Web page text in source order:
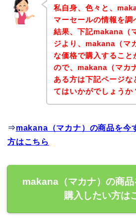
私自身、色々と、
マーセールの情報を調
結果、下記makana（
ジより、makana（マ
な価格で購入すること
ので、makana（マカ
ある方は下記ページな
てはいかがでしょうか
⇒makana（マカナ）の商品を今
方はこちら
makana（マカナ）の商
購入したい方は